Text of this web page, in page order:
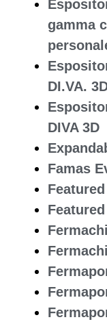
gamma
DI.VA.
DIVA 3D
Famas